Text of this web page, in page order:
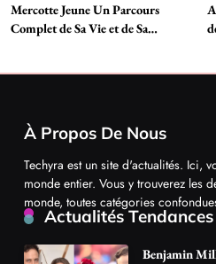
Mercotte Jeune Un Parcours
Complet de Sa Vie et de Sa
À Propos De Nous
Techyra est un site d'actualités. Ici,
monde entier. Vous y trouverez les
monde, toutes catégories
Actualités Tendances
Benjamin